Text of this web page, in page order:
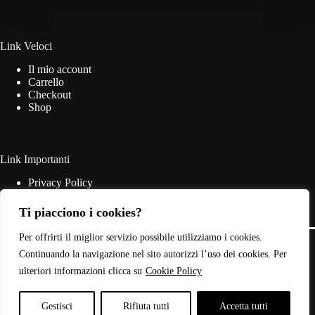
Ti piacciono i cookies?
Per offrirti il miglior servizio possibile utilizziamo i cookies.
Continuando la navigazione nel sito autorizzi l’uso dei cookies. Per
ulteriori informazioni clicca su Cookie Policy
Gestisci Rifiuta tutti Accetta tutti
Link Veloci
Il mio account
Carrello
Checkout
Shop
Link Importanti
Privacy Policy
Termini & Condizioni
Contatti
© 2026 - Web Powered byDylog Italia S.p.A.